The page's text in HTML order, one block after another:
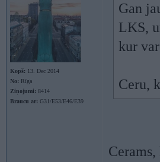
Kopš: 13. Dec 2014
No: Rīga
Ziņojumi: 8414
Braucu ar: G31/E53/E46/E39
Gan
LKS,
kur
Ceru,